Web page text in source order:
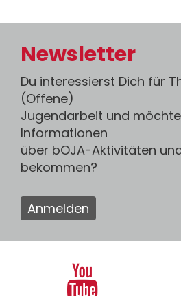
Newsletter
Du interessierst Dich für
(Offene)
Jugendarbeit und
Informationen
über bOJA-Aktivitäten
bekommen?
Anmelden